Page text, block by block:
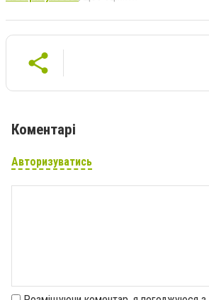
Коментарі
Авторизуватись